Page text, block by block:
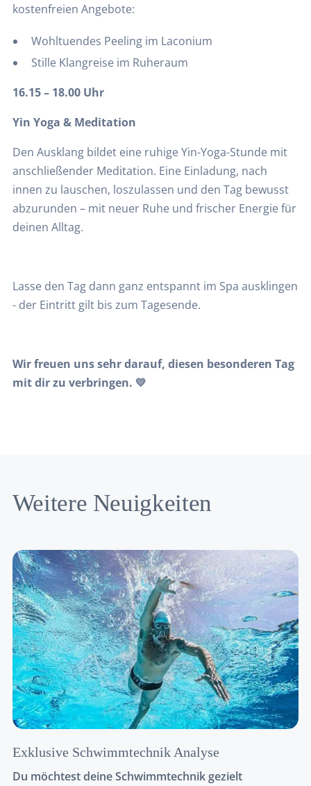
kostenfreien Angebote:
Wohltuendes Peeling im Laconium
Stille Klangreise im Ruheraum
16.15 – 18.00 Uhr
Yin Yoga & Meditation
Den Ausklang bildet eine ruhige Yin-Yoga-Stunde mit
anschließender Meditation. Eine Einladung, nach
innen zu lauschen, loszulassen und den Tag bewusst
abzurunden – mit neuer Ruhe und frischer Energie für
deinen Alltag.
Lasse den Tag dann ganz entspannt im Spa ausklingen
- der Eintritt gilt bis zum Tagesende.
Wir freuen uns sehr darauf, diesen besonderen Tag
mit dir zu verbringen. 💛
Weitere Neuigkeiten
Exklusive Schwimmtechnik Analyse
Du möchtest deine Schwimmtechnik gezielt